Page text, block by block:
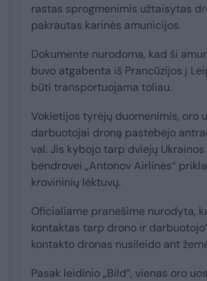
rastas sprogmenimis užtaisytas
pakrautas karinės amunicijos.
Dokumente nurodoma, kad ši
buvo atgabenta iš Prancūzijos į
būti transportuojama toliau.
Vokietijos tyrėjų duomenimis, oro
darbuotojai droną pastebėjo
val. Jis kybojo tarp dviejų
bendrovei „Antonov Airlines“
krovininių lėktuvų.
Oficialiame pranešime nurodyta,
kontaktas tarp drono ir
kontakto dronas nusileido ant
Pasak leidinio „Bild“, vienas oro